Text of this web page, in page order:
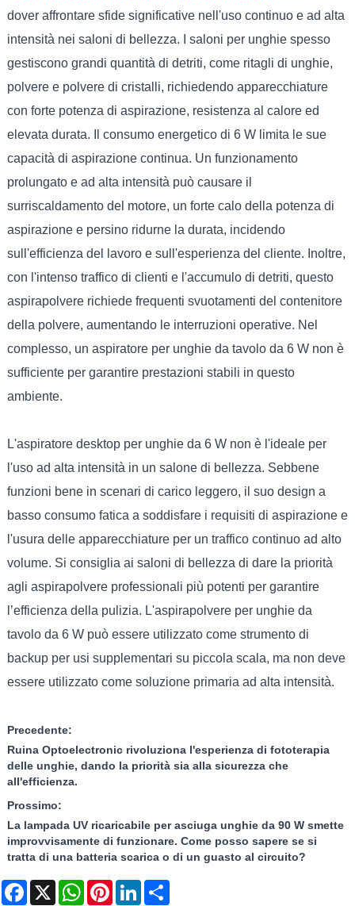
dover affrontare sfide significative nell'uso continuo e ad alta
intensità nei saloni di bellezza. I saloni per unghie spesso
gestiscono grandi quantità di detriti, come ritagli di unghie,
polvere e polvere di cristalli, richiedendo apparecchiature
con forte potenza di aspirazione, resistenza al calore ed
elevata durata. Il consumo energetico di 6 W limita le sue
capacità di aspirazione continua. Un funzionamento
prolungato e ad alta intensità può causare il
surriscaldamento del motore, un forte calo della potenza di
aspirazione e persino ridurne la durata, incidendo
sull'efficienza del lavoro e sull'esperienza del cliente. Inoltre,
con l'intenso traffico di clienti e l'accumulo di detriti, questo
aspirapolvere richiede frequenti svuotamenti del contenitore
della polvere, aumentando le interruzioni operative. Nel
complesso, un aspiratore per unghie da tavolo da 6 W non è
sufficiente per garantire prestazioni stabili in questo
ambiente.
L'aspiratore desktop per unghie da 6 W non è l'ideale per
l'uso ad alta intensità in un salone di bellezza. Sebbene
funzioni bene in scenari di carico leggero, il suo design a
basso consumo fatica a soddisfare i requisiti di aspirazione e
l'usura delle apparecchiature per un traffico continuo ad alto
volume. Si consiglia ai saloni di bellezza di dare la priorità
agli aspirapolvere professionali più potenti per garantire
l’efficienza della pulizia. L'aspirapolvere per unghie da
tavolo da 6 W può essere utilizzato come strumento di
backup per usi supplementari su piccola scala, ma non deve
essere utilizzato come soluzione primaria ad alta intensità.
Precedente:
Ruina Optoelectronic rivoluziona l'esperienza di fototerapia
delle unghie, dando la priorità sia alla sicurezza che
all'efficienza.
Prossimo:
La lampada UV ricaricabile per asciuga unghie da 90 W smette
improvvisamente di funzionare. Come posso sapere se si
tratta di una batteria scarica o di un guasto al circuito?
Facebook
X WhatsAppPinterestLinkedIn